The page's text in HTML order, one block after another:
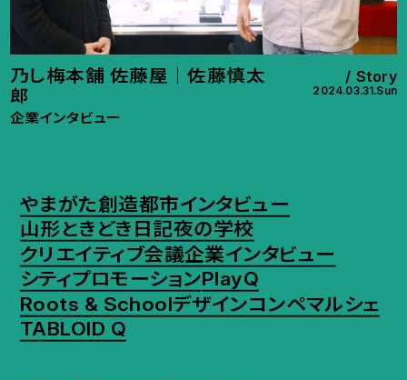
乃し梅本舗 佐藤屋｜佐藤慎太
郎
企業インタビュー
Story
2024.03.31.Sun
やまがた創造都市インタビュー
山形ときどき日記夜の学校
クリエイティブ会議企業インタビュー
シティプロモーションPlayQ
Roots & Schoolデザインコンペマルシェ
TABLOID Q